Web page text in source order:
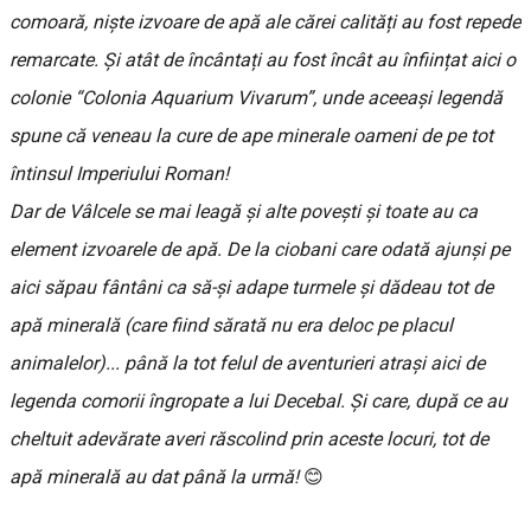
comoară, niște izvoare de apă ale cărei calități au fost repede
remarcate. Și atât de încântați au fost încât au înființat aici o
colonie “Colonia Aquarium Vivarum”, unde aceeași legendă
spune că veneau la cure de ape minerale oameni de pe tot
întinsul Imperiului Roman!
Dar de Vâlcele se mai leagă și alte povești și toate au ca
element izvoarele de apă. De la ciobani care odată ajunși pe
aici săpau fântâni ca să-și adape turmele și dădeau tot de
apă minerală (care fiind sărată nu era deloc pe placul
animalelor)... până la tot felul de aventurieri atrași aici de
legenda comorii îngropate a lui Decebal. Și care, după ce au
cheltuit adevărate averi răscolind prin aceste locuri, tot de
apă minerală au dat până la urmă!😊